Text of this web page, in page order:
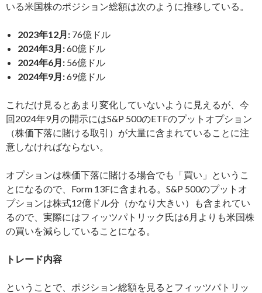
いる米国株のポジション総額は次のように推移している。
2023年12月: 76億ドル
2024年3月:60億ドル
2024年6月: 56億ドル
2024年9月:69億ドル
これだけ見るとあまり変化していないように見えるが、今
回2024年9月の開示にはS&P 500のETFのプットオプション
（株価下落に賭ける取引）が大量に含まれていることに注
意しなければならない。
オプションは株価下落に賭ける場合でも「買い」というこ
とになるので、Form 13Fに含まれる。S&P 500のプットオ
プションは株式12億ドル分（かなり大きい）も含まれてい
るので、実際にはフィッツパトリック氏は6月よりも米国株
の買いを減らしていることになる。
トレード内容
ということで、ポジション総額を見るとフィッツパトリッ